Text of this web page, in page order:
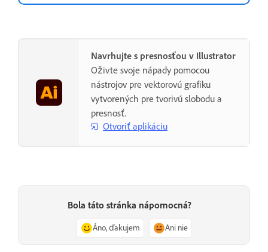
Navrhujte s presnosťou v Illustrator
Oživte svoje nápady pomocou
nástrojov pre vektorovú grafiku
vytvorených pre tvorivú slobodu a
presnosť.
Otvoriť aplikáciu
Bola táto stránka nápomocná?
Áno, ďakujem Ani nie